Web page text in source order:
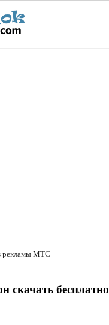
рекламы МТС
бесплатно